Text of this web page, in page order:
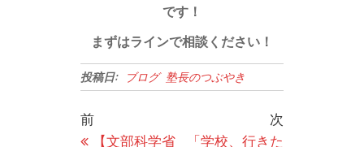
です！
まずはラインで相談ください！
投稿日: ブログ 塾長のつぶやき
投
過
去
前
【文部科学省
次
「学校、行きた